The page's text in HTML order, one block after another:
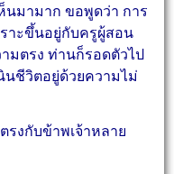
มามาก ขอพูดว่า การ
าะขึ้นอยู่กับครูผู้สอน
มตรง ท่านก็รอดตัวไป
นชีวิตอยู่ด้วยความไม่
งกับข้าพเจ้าหลาย